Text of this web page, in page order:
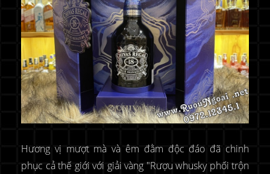
Hương vị mượt mà và êm đằm độc đáo đã chinh
phục cả thế giới với giải vàng "Rượu whusky phối trộn